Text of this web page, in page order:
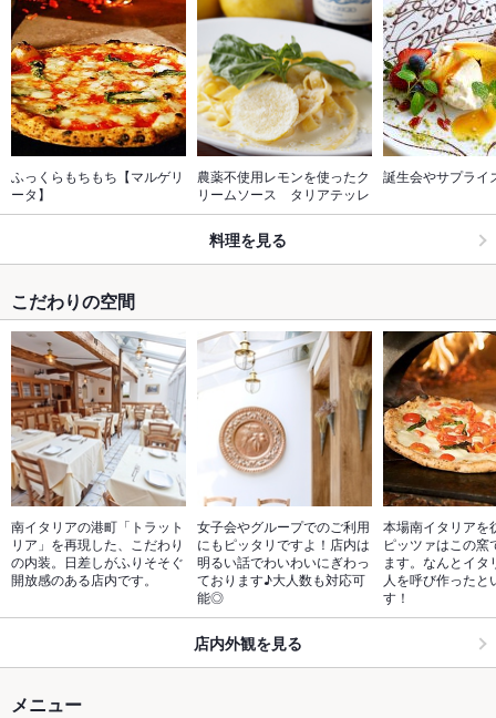
ふっくらもちもち【マルゲリ
ータ】
農薬不使用レモンを使ったク
リームソース　タリアテッレ
誕生会やサプライ
料理を見る
こだわりの空間
南イタリアの港町「トラット
リア」を再現した、こだわり
の内装。日差しがふりそそぐ
開放感のある店内です。
女子会やグループでのご利用
にもピッタリですよ！店内は
明るい話でわいわいにぎわっ
ております♪大人数も対応可
能◎
本場南イタリアを
ピッツァはこの窯
ます。なんとイタ
人を呼び作ったと
す！
店内外観を見る
メニュー